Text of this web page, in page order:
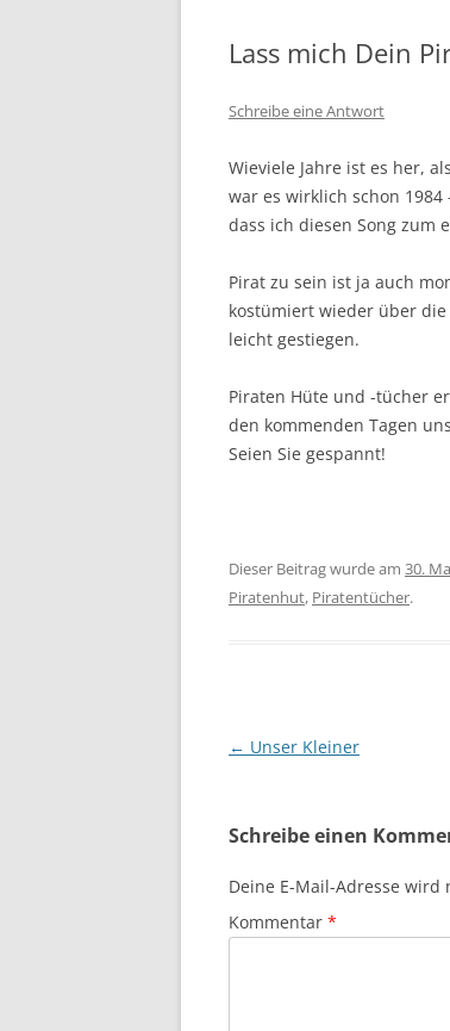
Lass mich Dein
Schreibe eine Antwort
Wieviele Jahre ist es her,
war es wirklich schon 1984
dass ich diesen Song zum
Pirat zu sein ist ja auch
kostümiert wieder über
leicht gestiegen.
Piraten Hüte und -tücher
den kommenden Tagen
Seien Sie gespannt!
Dieser Beitrag wurde am 30.
Piratenhut, Piratentücher.
Beitragsnavigation
← Unser Kleiner
Schreibe einen
Deine E-Mail-Adresse
Kommentar *